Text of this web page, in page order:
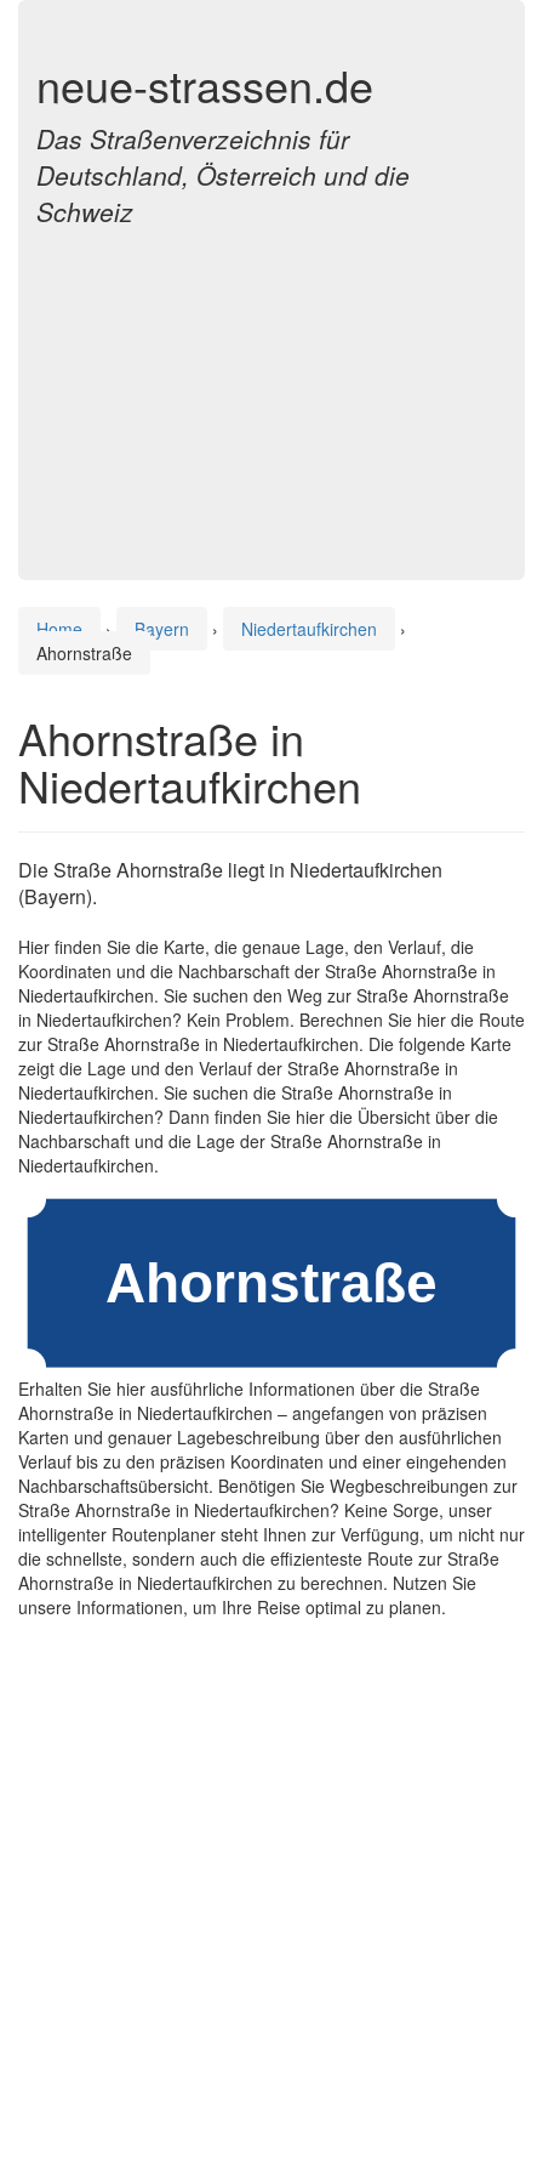
neue-strassen.de
Das Straßenverzeichnis für
Deutschland, Österreich und die
Schweiz
Home › Bayern › Niedertaufkirchen
›
Ahornstraße
Ahornstraße in
Niedertaufkirchen
Die Straße Ahornstraße liegt in Niedertaufkirchen
(Bayern).
Hier finden Sie die Karte, die genaue Lage, den Verlauf, die
Koordinaten und die Nachbarschaft der Straße Ahornstraße in
Niedertaufkirchen. Sie suchen den Weg zur Straße Ahornstraße
in Niedertaufkirchen? Kein Problem. Berechnen Sie hier die Route
zur Straße Ahornstraße in Niedertaufkirchen. Die folgende Karte
zeigt die Lage und den Verlauf der Straße Ahornstraße in
Niedertaufkirchen. Sie suchen die Straße Ahornstraße in
Niedertaufkirchen? Dann finden Sie hier die Übersicht über die
Nachbarschaft und die Lage der Straße Ahornstraße in
Niedertaufkirchen.
Erhalten Sie hier ausführliche Informationen über die Straße
Ahornstraße in Niedertaufkirchen – angefangen von präzisen
Karten und genauer Lagebeschreibung über den ausführlichen
Verlauf bis zu den präzisen Koordinaten und einer eingehenden
Nachbarschaftsübersicht. Benötigen Sie Wegbeschreibungen zur
Straße Ahornstraße in Niedertaufkirchen? Keine Sorge, unser
intelligenter Routenplaner steht Ihnen zur Verfügung, um nicht nur
die schnellste, sondern auch die effizienteste Route zur Straße
Ahornstraße in Niedertaufkirchen zu berechnen. Nutzen Sie
unsere Informationen, um Ihre Reise optimal zu planen.